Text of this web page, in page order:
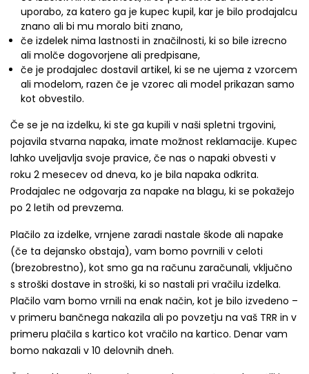
uporabo, za katero ga je kupec kupil, kar je bilo prodajalcu
znano ali bi mu moralo biti znano,
če izdelek nima lastnosti in značilnosti, ki so bile izrecno
ali molče dogovorjene ali predpisane,
če je prodajalec dostavil artikel, ki se ne ujema z vzorcem
ali modelom, razen če je vzorec ali model prikazan samo
kot obvestilo.
Če se je na izdelku, ki ste ga kupili v naši spletni trgovini,
pojavila stvarna napaka, imate možnost reklamacije. Kupec
lahko uveljavlja svoje pravice, če nas o napaki obvesti v
roku 2 mesecev od dneva, ko je bila napaka odkrita.
Prodajalec ne odgovarja za napake na blagu, ki se pokažejo
po 2 letih od prevzema.
Plačilo za izdelke, vrnjene zaradi nastale škode ali napake
(če ta dejansko obstaja), vam bomo povrnili v celoti
(brezobrestno), kot smo ga na računu zaračunali, vključno
s stroški dostave in stroški, ki so nastali pri vračilu izdelka.
Plačilo vam bomo vrnili na enak način, kot je bilo izvedeno –
v primeru bančnega nakazila ali po povzetju na vaš TRR in v
primeru plačila s kartico kot vračilo na kartico. Denar vam
bomo nakazali v 10 delovnih dneh.